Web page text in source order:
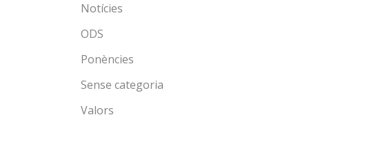
Notícies
ODS
Ponències
Sense categoria
Valors